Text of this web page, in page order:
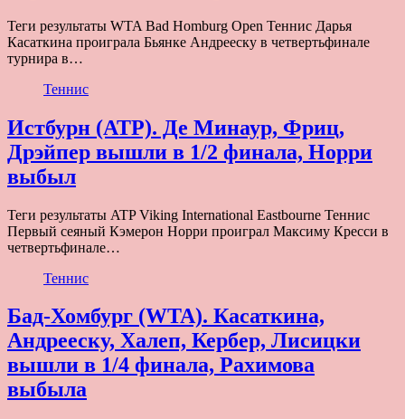
Теги результаты WTA Bad Homburg Open Теннис Дарья
Касаткина проиграла Бьянке Андрееску в четвертьфинале
турнира в…
Теннис
Истбурн (ATP). Де Минаур, Фриц,
Дрэйпер вышли в 1/2 финала, Норри
выбыл
Теги результаты ATP Viking International Eastbourne Теннис
Первый сеяный Кэмерон Норри проиграл Максиму Кресси в
четвертьфинале…
Теннис
Бад-Хомбург (WTA). Касаткина,
Андрееску, Халеп, Кербер, Лисицки
вышли в 1/4 финала, Рахимова
выбыла